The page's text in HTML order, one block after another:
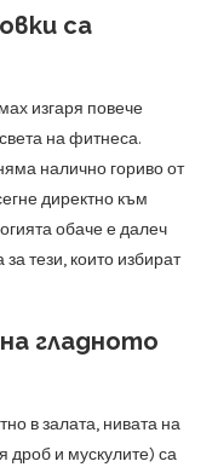
са
изгаря повече
на фитнеса.
налично гориво от
директно към
обаче е далеч
тези, които избират
гладното
в залата, нивата на
дроб и мускулите) са